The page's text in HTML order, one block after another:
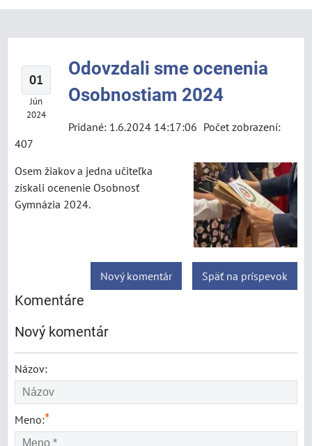
01
Jún
2024
Odovzdali sme ocenenia
Osobnostiam 2024
Pridané: 1.6.2024 14:17:06 Počet zobrazení:
407
Osem žiakov a jedna učiteľka
získali ocenenie Osobnosť
Gymnázia 2024.
Späť na príspevok
Nový komentár
Komentáre
Nový komentár
Názov:
Meno:*